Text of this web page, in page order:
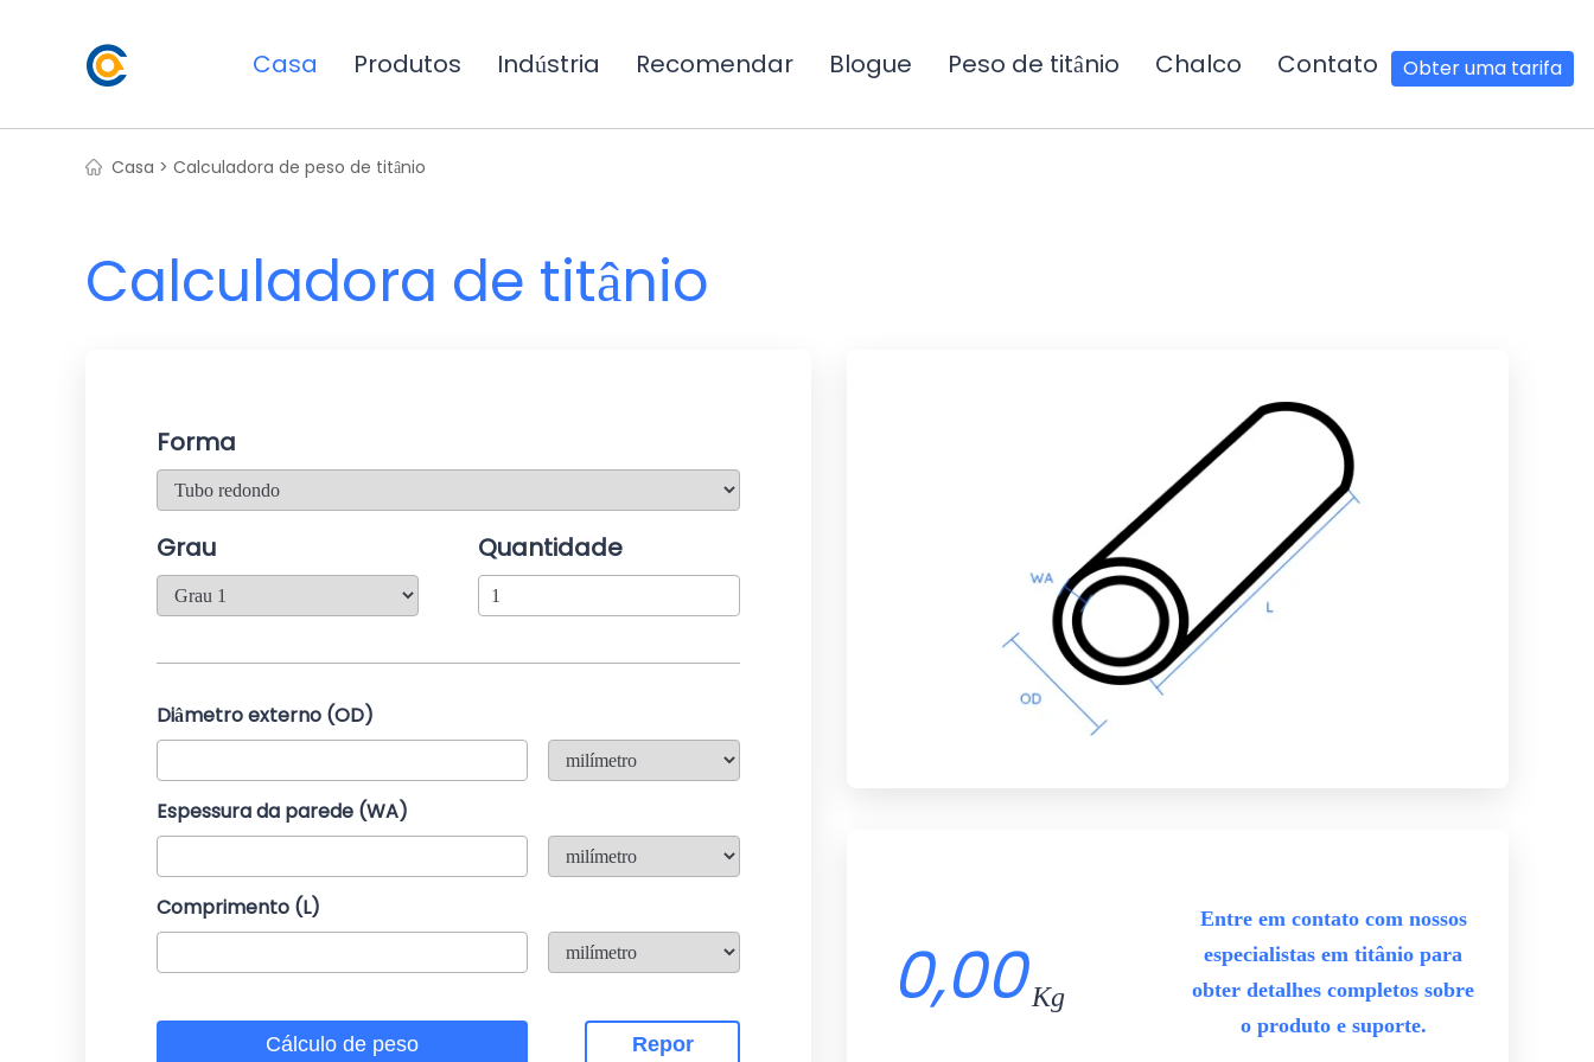
Casa Produtos Indústria Recomendar Blogue Peso de titânio Chalco Contato Obter uma tarifa
Casa > Calculadora de peso de titânio
Calculadora de titânio
Forma
Grau Quantidade
Diâmetro externo (OD)
Espessura da parede (WA)
Comprimento (L)
Cálculo de peso Repor
0,00 Kg
Entre em contato com nossos
especialistas em titânio para
obter detalhes completos sobre
o produto e suporte.